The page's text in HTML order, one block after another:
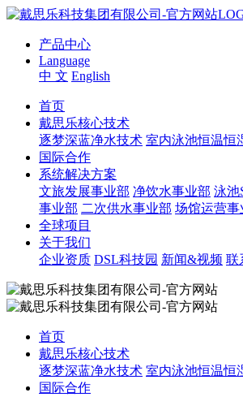
产品中心
Language
中 文 English
首页
戴思乐核心技术
逐梦深蓝净水技术 室内泳池恒温恒
国际合作
系统解决方案
文旅发展事业部 净饮水事业部 泳池
事业部 二次供水事业部 场馆运营事
全球项目
关于我们
企业资质 DSL科技园 新闻&视频 联
首页
戴思乐核心技术
逐梦深蓝净水技术 室内泳池恒温恒
国际合作